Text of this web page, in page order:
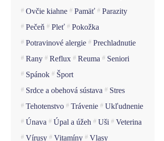
Ovčie kiahne
Pamäť
Parazity
Pečeň
Pleť
Pokožka
Potravinové alergie
Prechladnutie
Rany
Reflux Reuma
Seniori
Spánok
Šport
Srdce a obehová sústava
Stres
Tehotenstvo
Trávenie
Ukľudnenie
Únava
Úpal a úžeh Uši
Veterina
Vírusy
Vitamíny Vlasy